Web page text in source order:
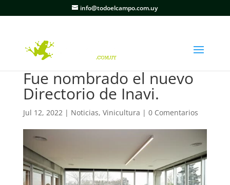
info@todoelcampo.com.uy
Fue nombrado el nuevo
Directorio de Inavi.
Jul 12, 2022| Noticias, Vinicultura | 0 Comentarios